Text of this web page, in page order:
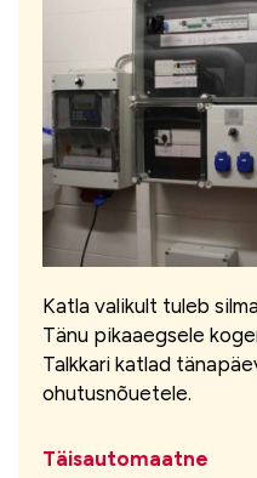
Katla valikult tuleb
Tänu pikaaegsele
Talkkari katlad
ohutusnõuetele.
Täisautomaatne